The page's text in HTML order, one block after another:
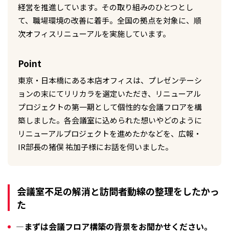
経営を推進しています。その取り組みのひとつとし
て、職場環境の改善に着手。全国の拠点を対象に、順
次オフィスリニューアルを実施しています。
Point
東京・日本橋にある本店オフィスは、プレゼンテーシ
ョンの末にてリリカラを選定いただき、リニューアル
プロジェクトの第一期として個性的な会議フロアを構
築しました。各会議室に込められた想いやどのように
リニューアルプロジェクトを進めたかなどを、広報・
IR部長の猪俣 祐加子様にお話を伺いました。
会議室不足の解消と訪問者動線の整理をしたかっ
た
―まずは会議フロア構築の背景をお聞かせください。